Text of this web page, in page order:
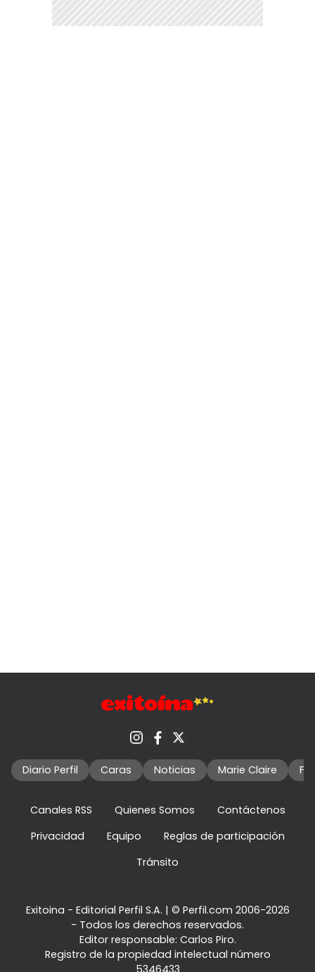
Diario Perfil Caras Noticias Marie Claire
Canales RSS Quienes Somos
Contáctenos
Privacidad
Equipo
Reglas de participación
Tránsito
Exitoina - Editorial Perfil S.A. | © Perfil.com 2006-2026
- Todos los derechos reservados.
Editor responsable: Carlos Piro.
Registro de la propiedad intelectual número
5346433